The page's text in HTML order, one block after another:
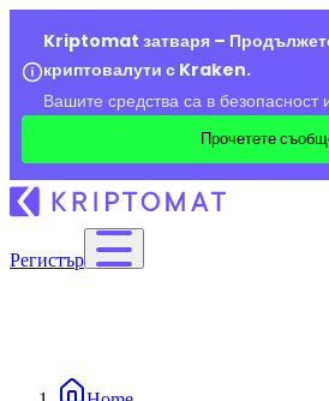
Kriptomat затваря –
криптовалути с Kraken.
Вашите средства са в
Прочетете
Регистър